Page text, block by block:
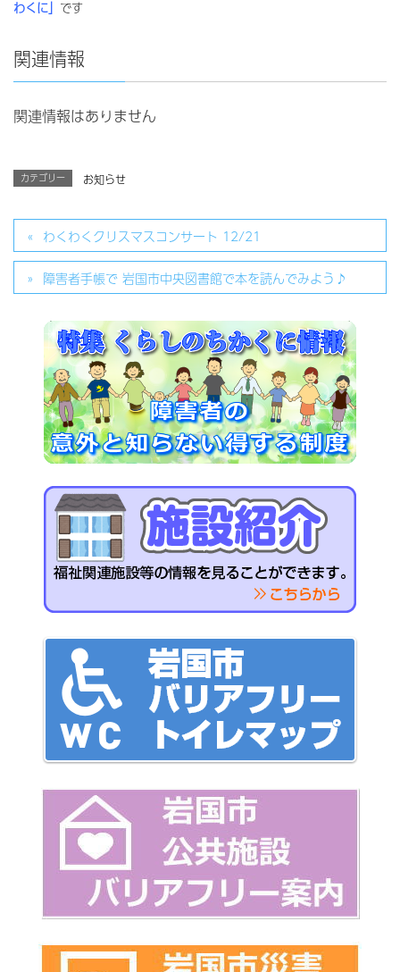
わくに」 です
関連情報
関連情報はありません
カテゴリー お知らせ
わくわくクリスマスコンサート 12/21
障害者手帳で 岩国市中央図書館で本を読んでみよう♪